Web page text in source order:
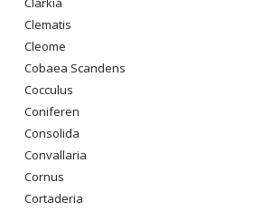
Clematis
Cleome
Cobaea Scandens
Cocculus
Coniferen
Consolida
Convallaria
Cornus
Cortaderia